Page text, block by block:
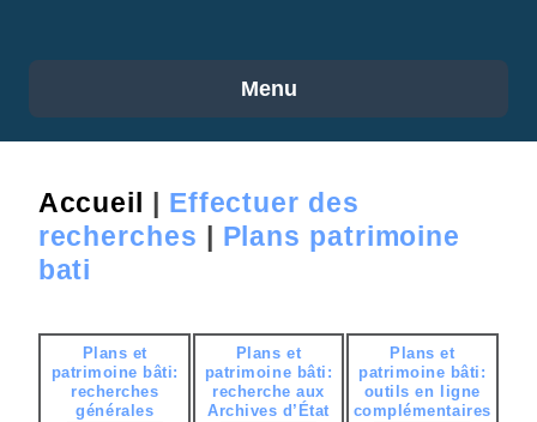
Menu
Accueil
Effectuer des
recherches
Plans patrimoine
bati
Plans et
patrimoine bâti:
recherches
générales
Plans et
patrimoine bâti:
recherche aux
Archives d’État
Plans et
patrimoine bâti:
outils en ligne
complémentaires